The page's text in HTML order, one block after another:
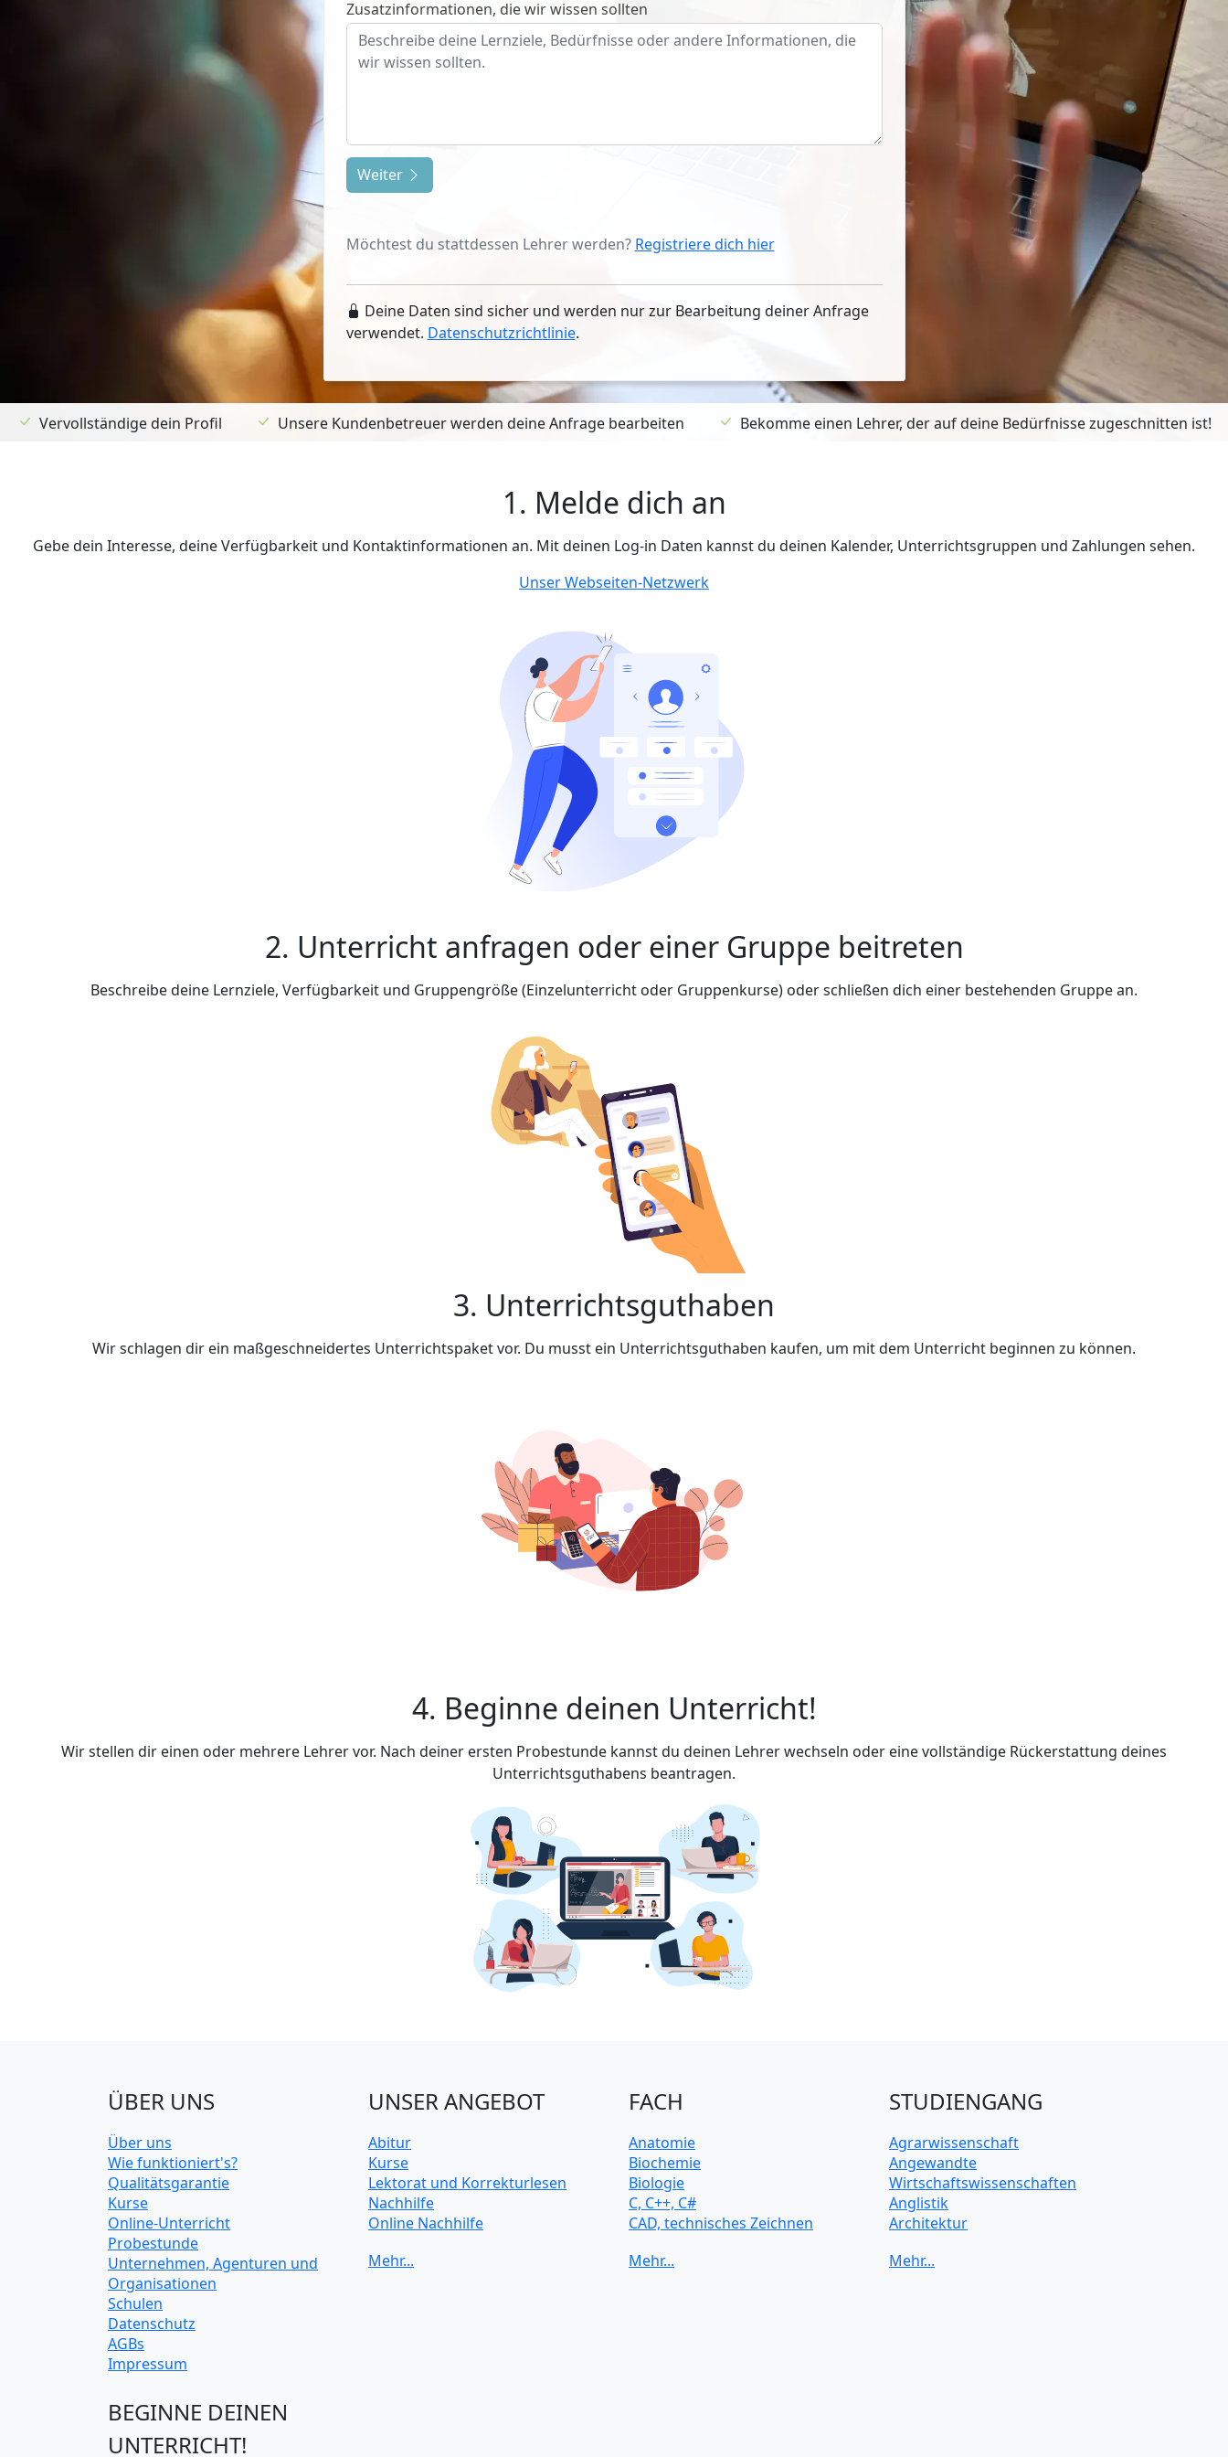
Zusatzinformationen, die wir wissen sollten
Weiter
Möchtest du stattdessen Lehrer werden? Registriere dich hier
Deine Daten sind sicher und werden nur zur Bearbeitung deiner Anfrage
verwendet. Datenschutzrichtlinie.
Vervollständige dein Profil Unsere Kundenbetreuer werden deine Anfrage bearbeiten Bekomme einen Lehrer, der auf deine Bedürfnisse zugeschnitten ist!
1. Melde dich an
Gebe dein Interesse, deine Verfügbarkeit und Kontaktinformationen an. Mit deinen Log-in Daten kannst du deinen Kalender, Unterrichtsgruppen und Zahlungen sehen.
Unser Webseiten-Netzwerk
2. Unterricht anfragen oder einer Gruppe beitreten
Beschreibe deine Lernziele, Verfügbarkeit und Gruppengröße (Einzelunterricht oder Gruppenkurse) oder schließen dich einer bestehenden Gruppe an.
3. Unterrichtsguthaben
Wir schlagen dir ein maßgeschneidertes Unterrichtspaket vor. Du musst ein Unterrichtsguthaben kaufen, um mit dem Unterricht beginnen zu können.
4. Beginne deinen Unterricht!
Wir stellen dir einen oder mehrere Lehrer vor. Nach deiner ersten Probestunde kannst du deinen Lehrer wechseln oder eine vollständige Rückerstattung deines
Unterrichtsguthabens beantragen.
ÜBER UNS
Über uns
Wie funktioniert's?
Qualitätsgarantie
Kurse
Online-Unterricht
Probestunde
Unternehmen, Agenturen und
Organisationen
Schulen
Datenschutz
AGBs
Impressum
BEGINNE DEINEN
UNTERRICHT!
UNSER ANGEBOT
Abitur
Kurse
Lektorat und Korrekturlesen
Nachhilfe
Online Nachhilfe
FACH
Anatomie
Biochemie
Biologie
C, C++, C#
CAD, technisches Zeichnen
Computerarchitektur
STUDIENGANG
Agrarwissenschaft
Angewandte
Wirtschaftswissenschaften
Anglistik
Architektur
Betriebswirtschaft BWL